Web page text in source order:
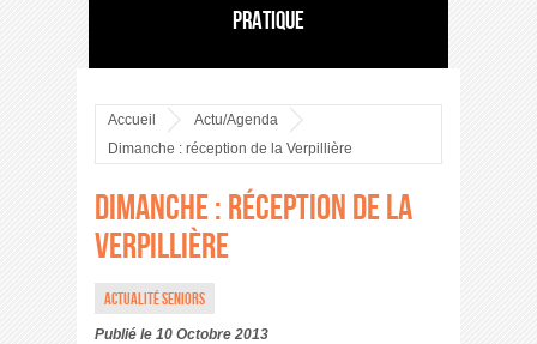
Pratique
Accueil
Actu/Agenda
Dimanche : réception de la Verpillière
Dimanche : réception de la
Verpillière
Actualité Seniors
Publié le 10 Octobre 2013